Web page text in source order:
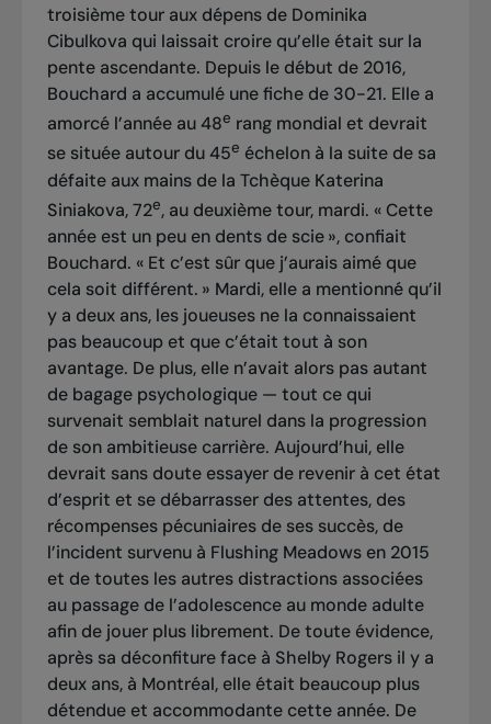
troisième tour aux dépens de Dominika
Cibulkova qui laissait croire qu’elle était sur la
pente ascendante. Depuis le début de 2016,
Bouchard a accumulé une fiche de 30-21. Elle a
amorcé l’année au 48e rang mondial et devrait
se située autour du 45e échelon à la suite de sa
défaite aux mains de la Tchèque Katerina
Siniakova, 72e, au deuxième tour, mardi. « Cette
année est un peu en dents de scie », confiait
Bouchard. « Et c’est sûr que j’aurais aimé que
cela soit différent. » Mardi, elle a mentionné qu’il
y a deux ans, les joueuses ne la connaissaient
pas beaucoup et que c’était tout à son
avantage. De plus, elle n’avait alors pas autant
de bagage psychologique — tout ce qui
survenait semblait naturel dans la progression
de son ambitieuse carrière. Aujourd’hui, elle
devrait sans doute essayer de revenir à cet état
d’esprit et se débarrasser des attentes, des
récompenses pécuniaires de ses succès, de
l’incident survenu à Flushing Meadows en 2015
et de toutes les autres distractions associées
au passage de l’adolescence au monde adulte
afin de jouer plus librement. De toute évidence,
après sa déconfiture face à Shelby Rogers il y a
deux ans, à Montréal, elle était beaucoup plus
détendue et accommodante cette année. De